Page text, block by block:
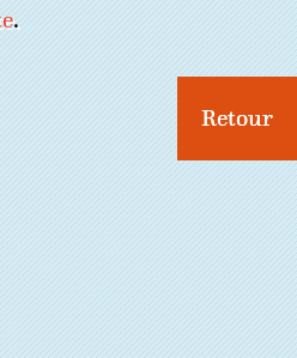
.
Retour